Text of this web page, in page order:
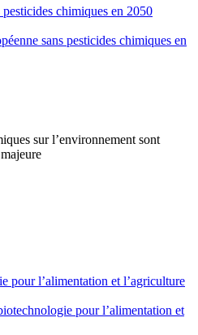
sans pesticides chimiques en
sur l’environnement sont
pour l’alimentation et